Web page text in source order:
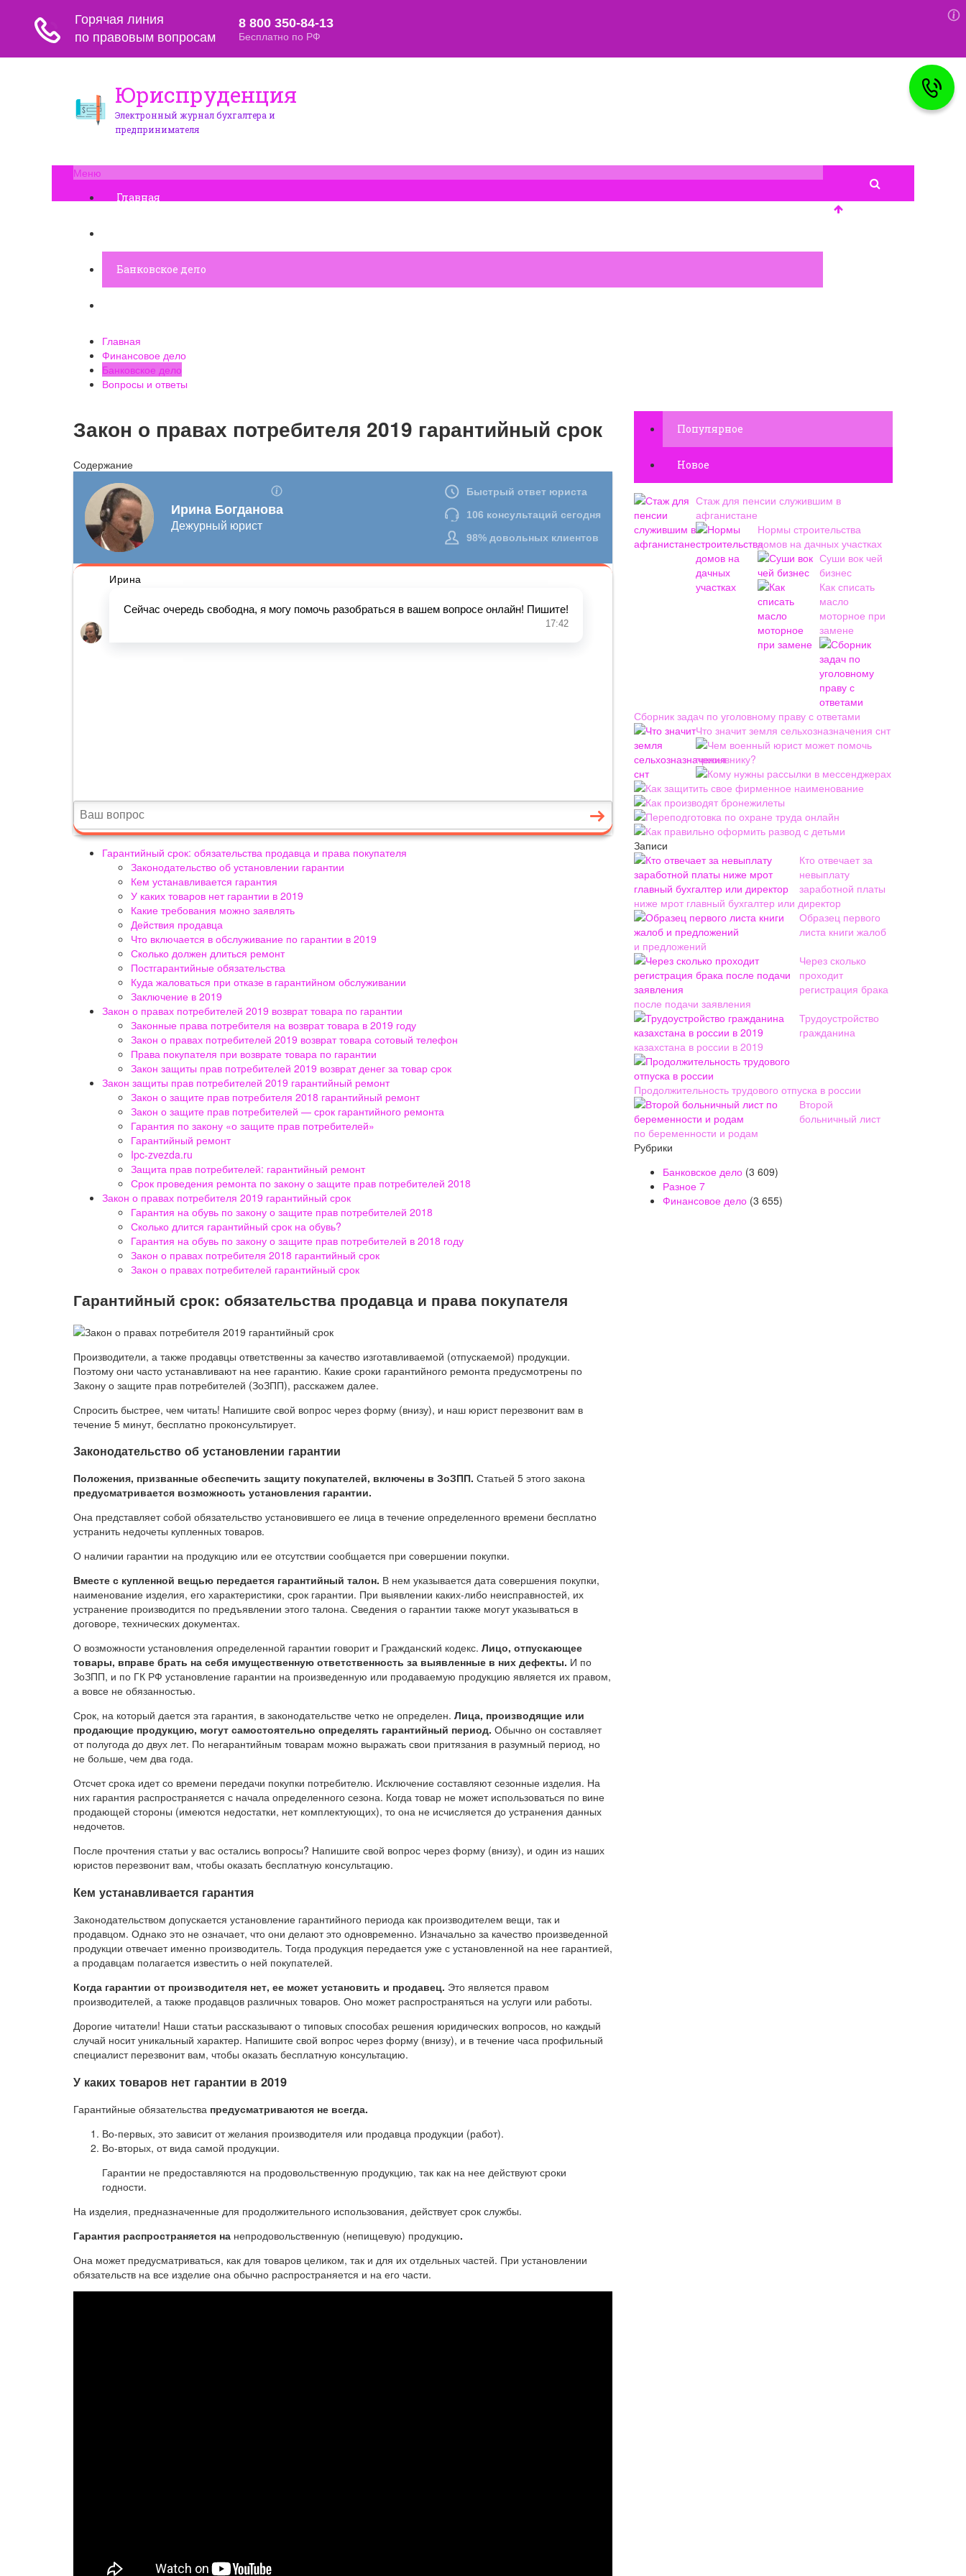
Юриспруденция
Электронный журнал бухгалтера и
предпринимателя
Меню
Главная
Банковское дело
Главная
Финансовое дело
Банковское дело
Вопросы и ответы
Закон о правах потребителя 2019 гарантийный срок
Содержание
Гарантийный срок: обязательства продавца и права покупателя
Законодательство об установлении гарантии
Кем устанавливается гарантия
У каких товаров нет гарантии в 2019
Какие требования можно заявлять
Действия продавца
Что включается в обслуживание по гарантии в 2019
Сколько должен длиться ремонт
Постгарантийные обязательства
Куда жаловаться при отказе в гарантийном обслуживании
Заключение в 2019
Закон о правах потребителей 2019 возврат товара по гарантии
Законные права потребителя на возврат товара в 2019 году
Закон о правах потребителей 2019 возврат товара сотовый телефон
Права покупателя при возврате товара по гарантии
Закон защиты прав потребителей 2019 возврат денег за товар срок
Закон защиты прав потребителей 2019 гарантийный ремонт
Закон о защите прав потребителя 2018 гарантийный ремонт
Закон о защите прав потребителей — срок гарантийного ремонта
Гарантия по закону «о защите прав потребителей»
Гарантийный ремонт
Ipc-zvezda.ru
Защита прав потребителей: гарантийный ремонт
Срок проведения ремонта по закону о защите прав потребителей 2018
Закон о правах потребителя 2019 гарантийный срок
Гарантия на обувь по закону о защите прав потребителей 2018
Сколько длится гарантийный срок на обувь?
Гарантия на обувь по закону о защите прав потребителей в 2018 году
Закон о правах потребителя 2018 гарантийный срок
Закон о правах потребителей гарантийный срок
Гарантийный срок: обязательства продавца и права покупателя
Производители, а также продавцы ответственны за качество изготавливаемой (отпускаемой) продукции.
Поэтому они часто устанавливают на нее гарантию. Какие сроки гарантийного ремонта предусмотрены по
Закону о защите прав потребителей (ЗоЗПП), расскажем далее.
Спросить быстрее, чем читать! Напишите свой вопрос через форму (внизу), и наш юрист перезвонит вам в
течение 5 минут, бесплатно проконсультирует.
Законодательство об установлении гарантии
Положения, призванные обеспечить защиту покупателей, включены в ЗоЗПП. Статьей 5 этого закона
предусматривается возможность установления гарантии.
Она представляет собой обязательство установившего ее лица в течение определенного времени бесплатно
устранить недочеты купленных товаров.
О наличии гарантии на продукцию или ее отсутствии сообщается при совершении покупки.
Вместе с купленной вещью передается гарантийный талон. В нем указывается дата совершения покупки,
наименование изделия, его характеристики, срок гарантии. При выявлении каких-либо неисправностей, их
устранение производится по предъявлении этого талона. Сведения о гарантии также могут указываться в
договоре, технических документах.
О возможности установления определенной гарантии говорит и Гражданский кодекс. Лицо, отпускающее
товары, вправе брать на себя имущественную ответственность за выявленные в них дефекты. И по
ЗоЗПП, и по ГК РФ установление гарантии на произведенную или продаваемую продукцию является их правом,
а вовсе не обязанностью.
Срок, на который дается эта гарантия, в законодательстве четко не определен. Лица, производящие или
продающие продукцию, могут самостоятельно определять гарантийный период. Обычно он составляет
от полугода до двух лет. По негарантийным товарам можно выражать свои притязания в разумный период, но
не больше, чем два года.
Отсчет срока идет со времени передачи покупки потребителю. Исключение составляют сезонные изделия. На
них гарантия распространяется с начала определенного сезона. Когда товар не может использоваться по вине
продающей стороны (имеются недостатки, нет комплектующих), то она не исчисляется до устранения данных
недочетов.
После прочтения статьи у вас остались вопросы? Напишите свой вопрос через форму (внизу), и один из наших
юристов перезвонит вам, чтобы оказать бесплатную консультацию.
Кем устанавливается гарантия
Законодательством допускается установление гарантийного периода как производителем вещи, так и
продавцом. Однако это не означает, что они делают это одновременно. Изначально за качество произведенной
продукции отвечает именно производитель. Тогда продукция передается уже с установленной на нее гарантией,
а продавцам полагается известить о ней покупателей.
Когда гарантии от производителя нет, ее может установить и продавец. Это является правом
производителей, а также продавцов различных товаров. Оно может распространяться на услуги или работы.
Дорогие читатели! Наши статьи рассказывают о типовых способах решения юридических вопросов, но каждый
случай носит уникальный характер. Напишите свой вопрос через форму (внизу), и в течение часа профильный
специалист перезвонит вам, чтобы оказать бесплатную консультацию.
У каких товаров нет гарантии в 2019
Гарантийные обязательства предусматриваются не всегда.
Во-первых, это зависит от желания производителя или продавца продукции (работ).
Во-вторых, от вида самой продукции.
Гарантии не предоставляются на продовольственную продукцию, так как на нее действуют сроки
годности.
На изделия, предназначенные для продолжительного использования, действует срок службы.
Гарантия распространяется на непродовольственную (непищевую) продукцию.
Она может предусматриваться, как для товаров целиком, так и для их отдельных частей. При установлении
обязательств на все изделие она обычно распространяется и на его части.
Популярное
Новое
Стаж для пенсии служившим в
афганистане
Нормы строительства
домов на дачных участках
Суши вок чей
бизнес
Как списать
масло
моторное при
замене
Сборник задач по уголовному праву с ответами
Что значит земля сельхозназначения снт
Чем военный юрист может помочь
призывнику?
Кому нужны рассылки в мессенджерах
Как защитить свое фирменное наименование
Как производят бронежилеты
Переподготовка по охране труда онлайн
Как правильно оформить развод с детьми
Записи
Кто отвечает за
невыплату
заработной платы
ниже мрот главный бухгалтер или директор
Образец первого
листа книги жалоб
и предложений
Через сколько
проходит
регистрация брака
после подачи заявления
Трудоустройство
гражданина
казахстана в россии в 2019
Продолжительность трудового отпуска в россии
Второй
больничный лист
по беременности и родам
Рубрики
Банковское дело (3 609)
Разное 7
Финансовое дело (3 655)